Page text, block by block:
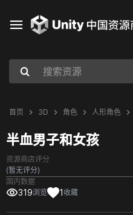
首页 3D 角色 人形角色
半血男子和女孩
资源商店评分
(暂无评分)
国内数据
319浏览 1 收藏